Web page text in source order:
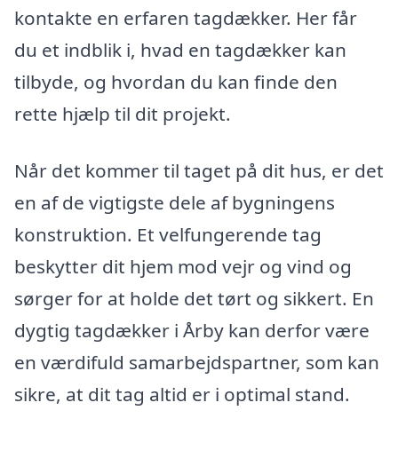
kontakte en erfaren tagdækker. Her får
du et indblik i, hvad en tagdækker kan
tilbyde, og hvordan du kan finde den
rette hjælp til dit projekt.
Når det kommer til taget på dit hus, er det
en af de vigtigste dele af bygningens
konstruktion. Et velfungerende tag
beskytter dit hjem mod vejr og vind og
sørger for at holde det tørt og sikkert. En
dygtig tagdækker i Årby kan derfor være
en værdifuld samarbejdspartner, som kan
sikre, at dit tag altid er i optimal stand.